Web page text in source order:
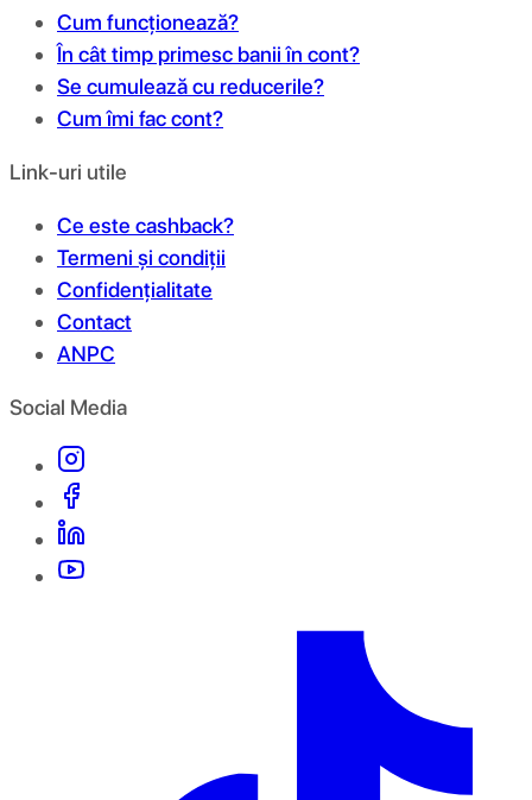
Cum funcționează?
În cât timp primesc banii în cont?
Se cumulează cu reducerile?
Cum îmi fac cont?
Link-uri utile
Ce este cashback?
Termeni și condiții
Confidențialitate
Contact
ANPC
Social Media